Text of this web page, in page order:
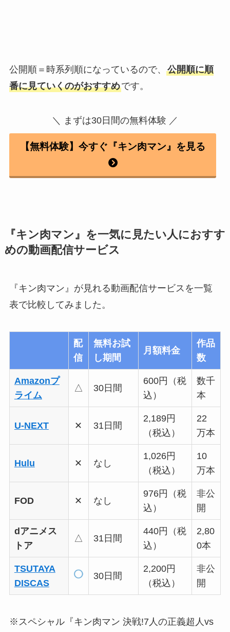
公開順＝時系列順になっているので、 公開順に順
番に見ていくのがおすすめです。
＼ まずは30日間の無料体験 ／
【無料体験】今すぐ『キン肉マン』を見る
『キン肉マン』を一気に見たい人におすす
めの動画配信サービス
『キン肉マン』が見れる動画配信サービスを一覧
表で比較してみました。
配
信
無料お試
し期間
月額料金
作品
数
Amazonプ
ライム
△ 30日間
600円（税
込）
数千
本
U-NEXT ✕ 31日間
2,189円
（税込）
22
万本
Hulu ✕ なし
1,026円
（税込）
10
万本
FOD ✕ なし
976円（税
込）
非公
開
dアニメス
トア
△ 31日間
440円（税
込）
2,80
0本
TSUTAYA
DISCAS
30日間
2,200円
（税込）
非公
開
※スペシャル『キン肉マン 決戦!7人の正義超人vs